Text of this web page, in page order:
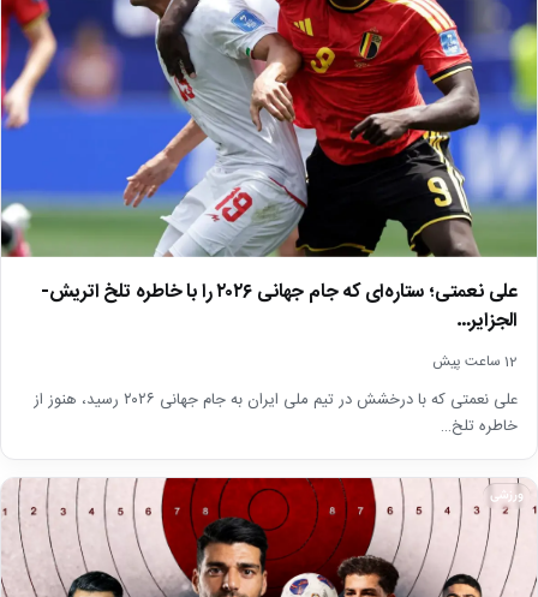
علی نعمتی؛ ستاره‌ای که جام جهانی ۲۰۲۶ را با خاطره تلخ اتریش-
الجزایر…
12 ساعت پیش
علی نعمتی که با درخشش در تیم ملی ایران به جام جهانی ۲۰۲۶ رسید، هنوز از
خاطره تلخ…
ورزشی